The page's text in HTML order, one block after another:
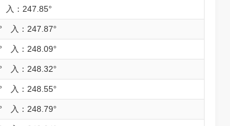
入：247.85°
入：247.87°
入：248.09°
入：248.32°
入：248.55°
入：248.79°